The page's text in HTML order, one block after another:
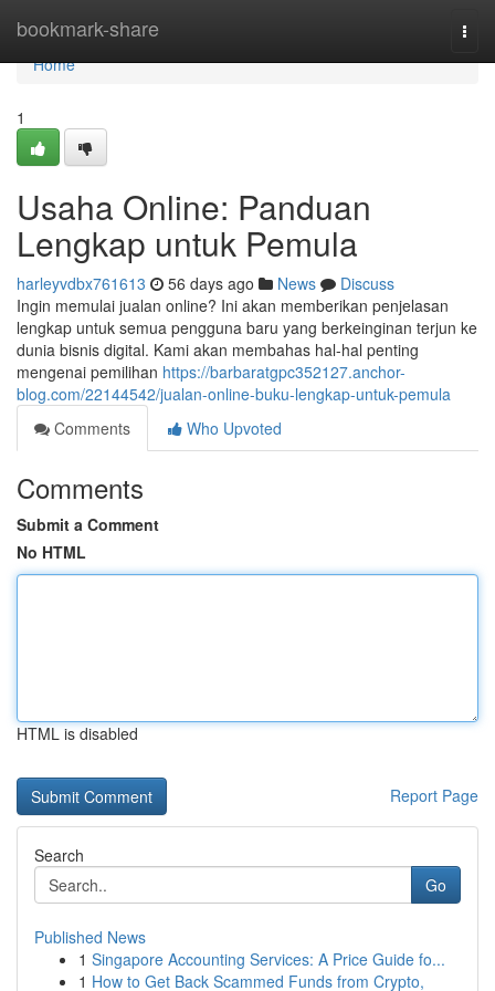
bookmark-share
Home
Home
1
Usaha Online: Panduan
Lengkap untuk Pemula
harleyvdbx761613 56 days ago News
Discuss
Ingin memulai jualan online? Ini akan memberikan penjelasan
lengkap untuk semua pengguna baru yang berkeinginan terjun ke
dunia bisnis digital. Kami akan membahas hal-hal penting
mengenai pemilihan https://barbaratgpc352127.anchor-
blog.com/22144542/jualan-online-buku-lengkap-untuk-pemula
Comments
Who Upvoted
Comments
Submit a Comment
No HTML
HTML is disabled
Report Page
Search
Go
Published News
1 Singapore Accounting Services: A Price Guide fo...
1 How to Get Back Scammed Funds from Crypto,